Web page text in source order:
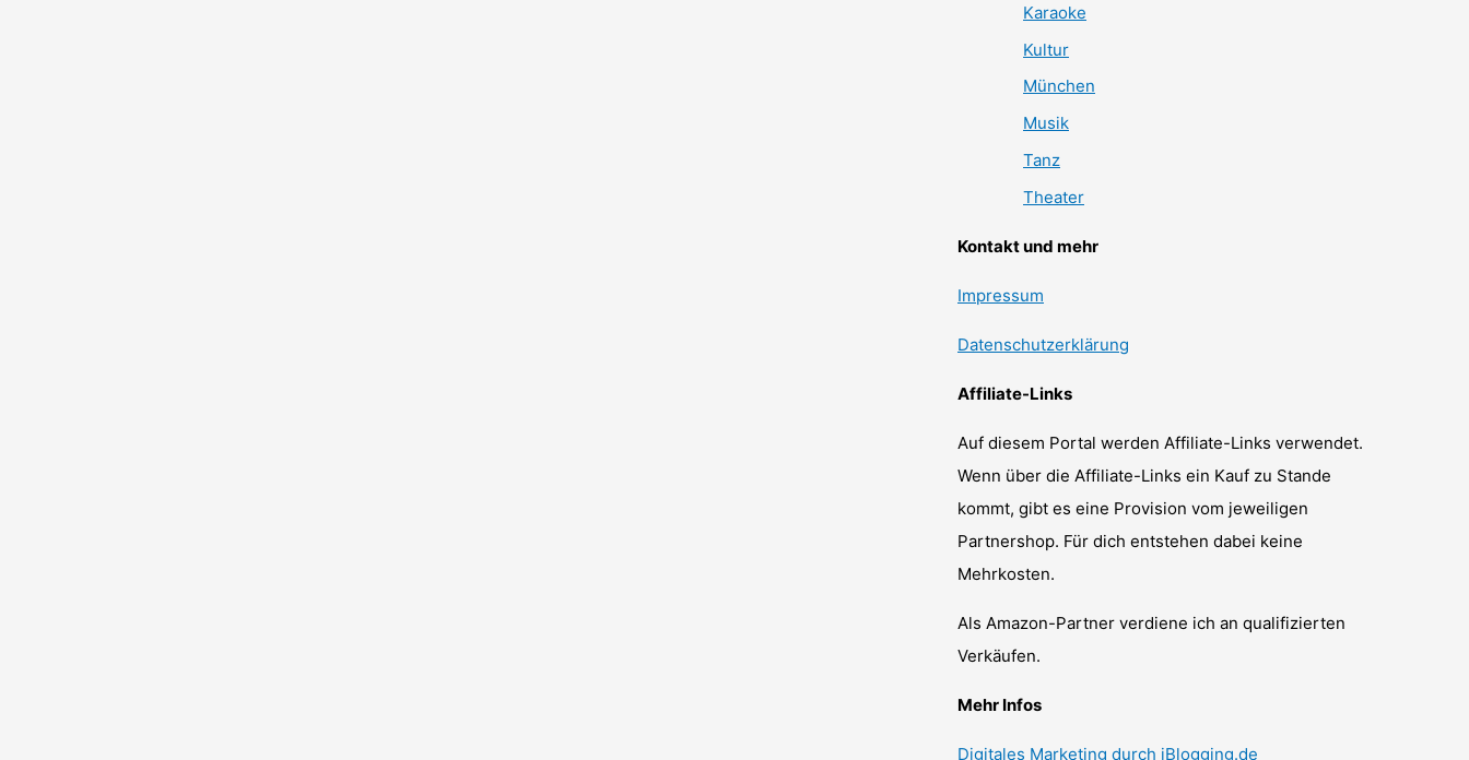
Karaoke
Kultur
München
Musik
Tanz
Theater
Kontakt und mehr
Impressum
Datenschutzerklärung
Affiliate-Links
Auf diesem Portal werden Affiliate-Links verwendet.
Wenn über die Affiliate-Links ein Kauf zu Stande
kommt, gibt es eine Provision vom jeweiligen
Partnershop. Für dich entstehen dabei keine
Mehrkosten.
Als Amazon-Partner verdiene ich an qualifizierten
Verkäufen.
Mehr Infos
Digitales Marketing durch iBlogging.de